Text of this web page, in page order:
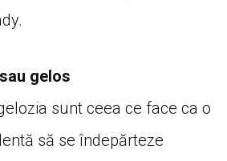
gelos
sunt ceea ce face ca o
să se îndepărteze